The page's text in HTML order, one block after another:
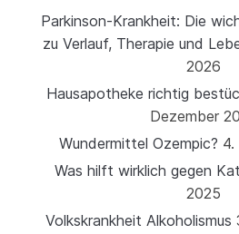
Parkinson-Krankheit: Die
zu Verlauf, Therapie und
2026
Hausapotheke richtig
Dezember
Wundermittel Ozempic?
Was hilft wirklich gegen
2025
Volkskrankheit Alkoholismus